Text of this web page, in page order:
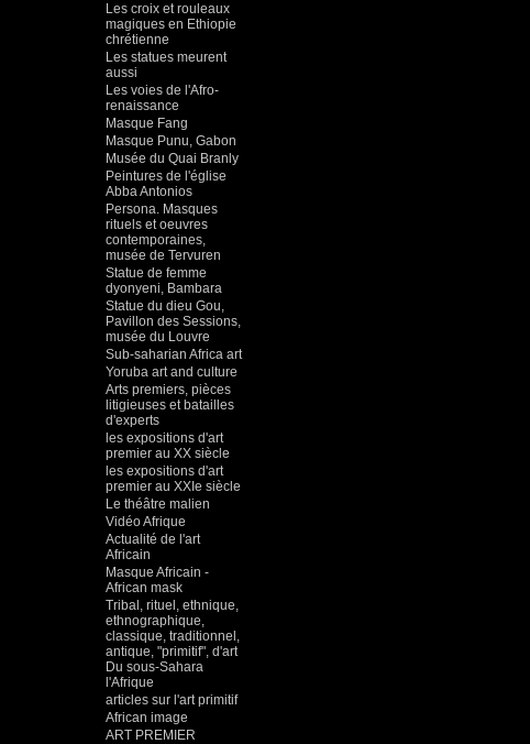
Les croix et rouleaux
magiques en Ethiopie
chrétienne
Les statues meurent
aussi
Les voies de l'Afro-
renaissance
Masque Fang
Masque Punu, Gabon
Musée du Quai Branly
Peintures de l'église
Abba Antonios
Persona. Masques
rituels et oeuvres
contemporaines,
musée de Tervuren
Statue de femme
dyonyeni, Bambara
Statue du dieu Gou,
Pavillon des Sessions,
musée du Louvre
Sub-saharian Africa art
Yoruba art and culture
Arts premiers, pièces
litigieuses et batailles
d'experts
les expositions d'art
premier au XX siècle
les expositions d'art
premier au XXIe siècle
Le théâtre malien
Vidéo Afrique
Actualité de l'art
Africain
Masque Africain -
African mask
Tribal, rituel, ethnique,
ethnographique,
classique, traditionnel,
antique, "primitif", d'art
Du sous-Sahara
l'Afrique
articles sur l'art primitif
African image
ART PREMIER